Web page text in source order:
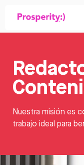
Nuestra misión es
trabajo ideal para